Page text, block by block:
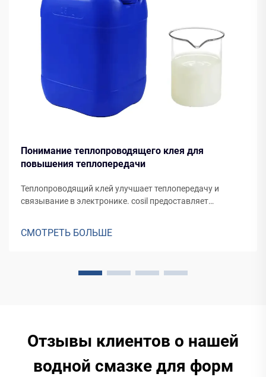
Понимание теплопроводящего клея для
повышения теплопередачи
Теплопроводящий клей улучшает теплопередачу и
связывание в электронике. cosil предоставляет
СМОТРЕТЬ БОЛЬШЕ
Отзывы клиентов о нашей
водной смазке для форм